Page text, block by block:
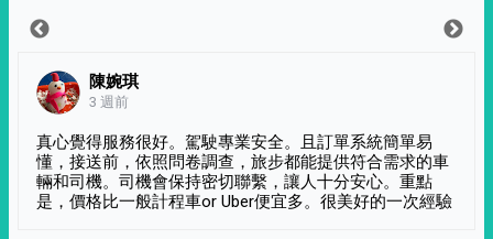
陳婉琪
3 週前
真心覺得服務很好。駕駛專業安全。且訂單系統簡單易
懂，接送前，依照問卷調查，旅步都能提供符合需求的車
輛和司機。司機會保持密切聯繫，讓人十分安心。重點
是，價格比一般計程車or Uber便宜多。很美好的一次經驗